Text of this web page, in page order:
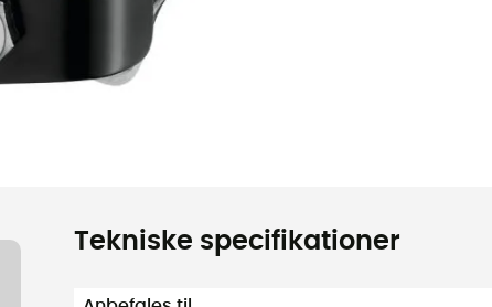
Tekniske specifikationer